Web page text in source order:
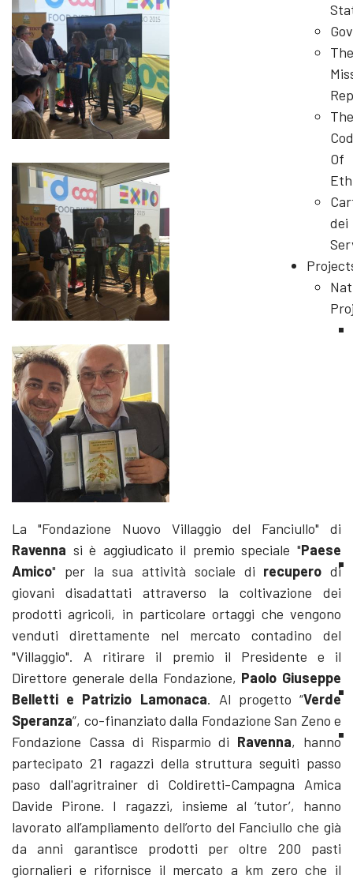
The
The
Of
dei
La "Fondazione Nuovo Villaggio del Fanciullo" di
Ravenna si è aggiudicato il premio speciale "Paese
Amico" per la sua attività sociale di recupero di
giovani disadattati attraverso la coltivazione dei
prodotti agricoli, in particolare ortaggi che vengono
venduti direttamente nel mercato contadino del
"Villaggio". A ritirare il premio il Presidente e il
Direttore generale della Fondazione, Paolo Giuseppe
Belletti e Patrizio Lamonaca. Al progetto “Verde
Speranza”, co-finanziato dalla Fondazione San Zeno e
Fondazione Cassa di Risparmio di Ravenna, hanno
partecipato 21 ragazzi della struttura seguiti passo
paso dall'agritrainer di Coldiretti-Campagna Amica
Davide Pirone. I ragazzi, insieme al ‘tutor’, hanno
lavorato all’ampliamento dell’orto del Fanciullo che già
da anni garantisce prodotti per oltre 200 pasti
giornalieri e rifornisce il mercato a km zero che il